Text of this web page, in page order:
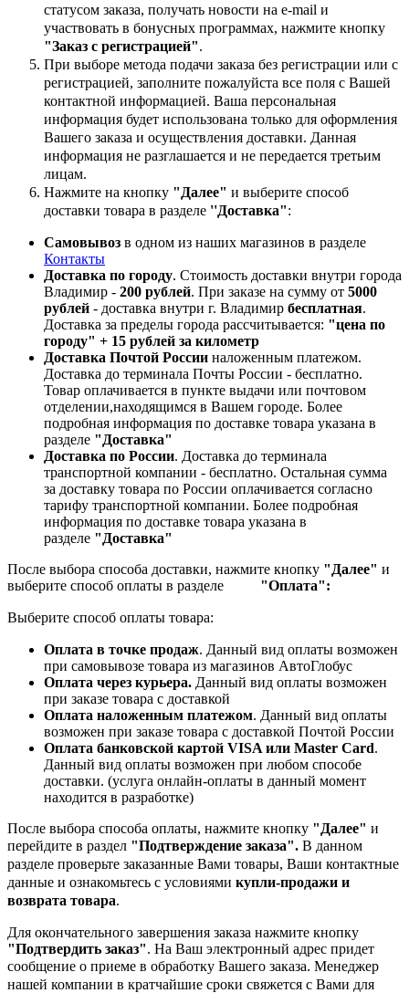
статусом заказа, получать новости на e-mail и
участвовать в бонусных программах, нажмите кнопку
"Заказ с регистрацией".
При выборе метода подачи заказа без регистрации или с
регистрацией, заполните пожалуйста все поля с Вашей
контактной информацией. Ваша персональная
информация будет использована только для оформления
Вашего заказа и осуществления доставки. Данная
информация не разглашается и не передается третьим
лицам.
Нажмите на кнопку "Далее" и выберите способ
доставки товара в разделе ''Доставка":
Самовывоз в одном из наших магазинов в разделе
Контакты
Доставка по городу. Стоимость доставки внутри города
Владимир - 200 рублей. При заказе на сумму от 5000
рублей - доставка внутри г. Владимир бесплатная.
Доставка за пределы города рассчитывается: "цена по
городу" + 15 рублей за километр
Доставка Почтой России наложенным платежом.
Доставка до терминала Почты России - бесплатно.
Товар оплачивается в пункте выдачи или почтовом
отделении,находящимся в Вашем городе. Более
подробная информация по доставке товара указана в
разделе "Доставка"
Доставка по России. Доставка до терминала
транспортной компании - бесплатно. Остальная сумма
за доставку товара по России оплачивается согласно
тарифу транспортной компании. Более подробная
информация по доставке товара указана в
разделе "Доставка"
После выбора способа доставки, нажмите кнопку "Далее" и
выберите способ оплаты в разделе "Оплата":
Выберите способ оплаты товара:
Оплата в точке продаж. Данный вид оплаты возможен
при самовывозе товара из магазинов АвтоГлобус
Оплата через курьера. Данный вид оплаты возможен
при заказе товара с доставкой
Оплата наложенным платежом. Данный вид оплаты
возможен при заказе товара с доставкой Почтой России
Оплата банковской картой VISA или Master Card.
Данный вид оплаты возможен при любом способе
доставки. (услуга онлайн-оплаты в данный момент
находится в разработке)
После выбора способа оплаты, нажмите кнопку "Далее" и
перейдите в раздел "Подтверждение заказа". В данном
разделе проверьте заказанные Вами товары, Ваши контактные
данные и ознакомьтесь с условиями купли-продажи и
возврата товара.
Для окончательного завершения заказа нажмите кнопку
"Подтвердить заказ". На Ваш электронный адрес придет
сообщение о приеме в обработку Вашего заказа. Менеджер
нашей компании в кратчайшие сроки свяжется с Вами для